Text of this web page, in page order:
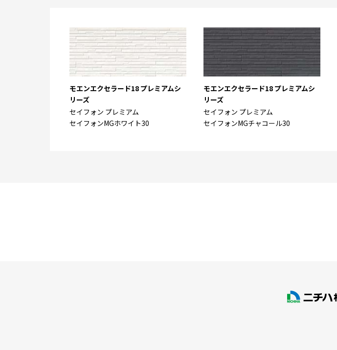
モエンエクセラード18 プレミアムシ
リーズ
セイフォン プレミアム
セイフォンMGホワイト30
モエンエクセラード18 プレミアムシ
リーズ
セイフォン プレミアム
セイフォンMGチャコール30